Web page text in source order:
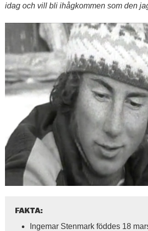
idag och vill bli ihågkommen som den
FAKTA:
Ingemar Stenmark föddes 18